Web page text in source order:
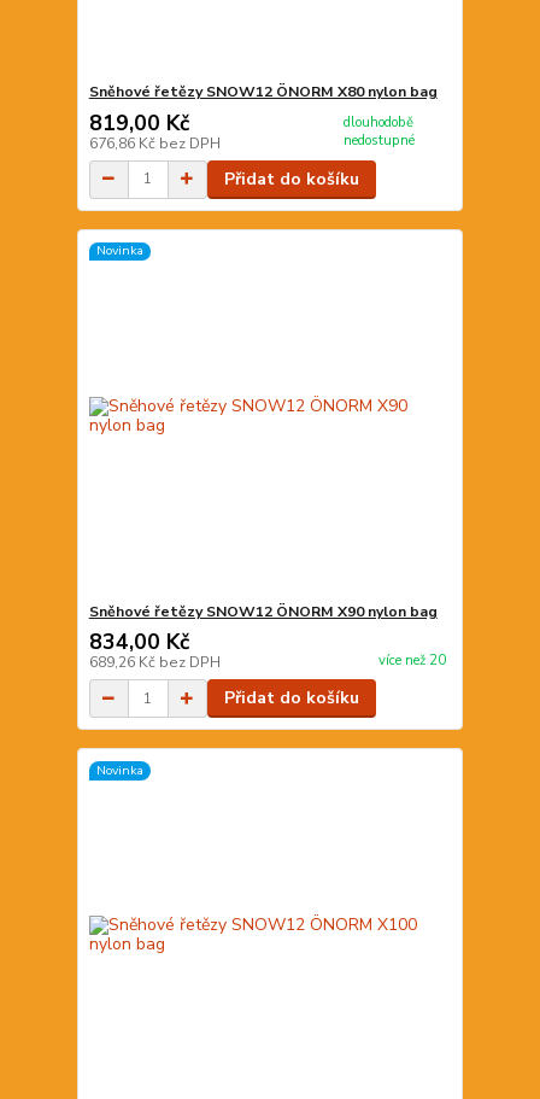
Sněhové řetězy SNOW12 ÖNORM X80 nylon bag
819,00 Kč
676,86 Kč bez DPH
dlouhodobě
nedostupné
Přidat do košíku
Novinka
Sněhové řetězy SNOW12 ÖNORM X90 nylon bag
834,00 Kč
689,26 Kč bez DPH více než 20
Přidat do košíku
Novinka